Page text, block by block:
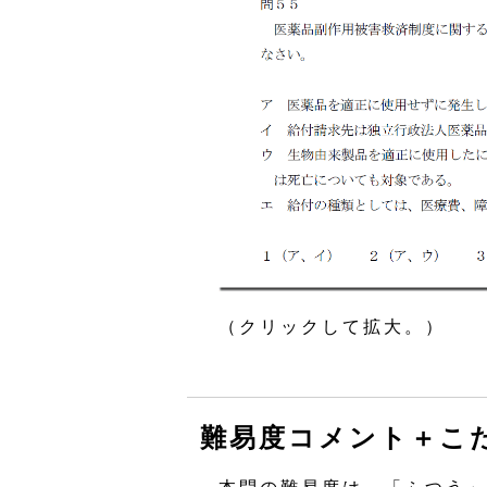
（クリックして拡大。）
難易度コメント＋こ